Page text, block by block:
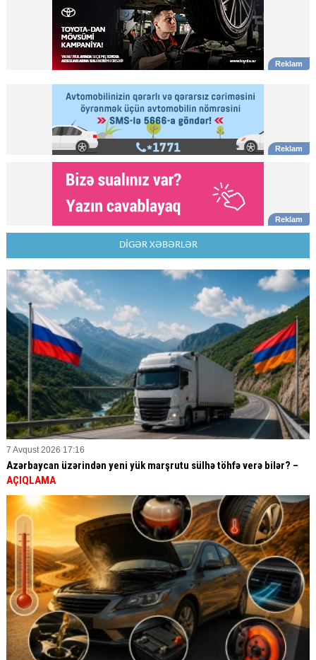
DİGƏR XƏBƏRLƏR
7 Avqust 2026 17:16
Azərbaycan üzərindən yeni yük marşrutu sülhə töhfə verə bilər? –
AÇIQLAMA